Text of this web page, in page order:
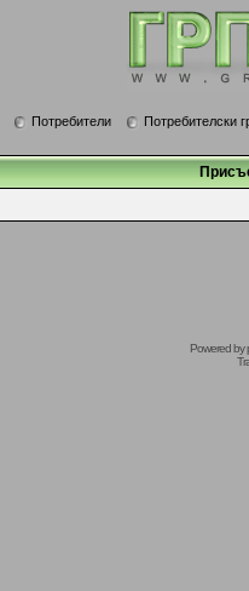
Потребители
Потребителски
Powered by